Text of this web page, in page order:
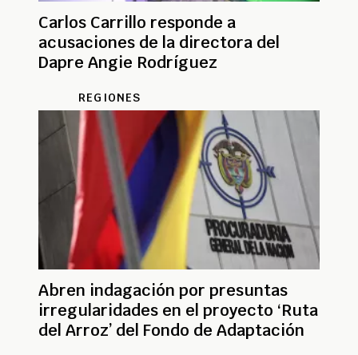
Carlos Carrillo responde a
acusaciones de la directora del
Dapre Angie Rodríguez
REGIONES
Abren indagación por presuntas
irregularidades en el proyecto ‘Ruta
del Arroz’ del Fondo de Adaptación